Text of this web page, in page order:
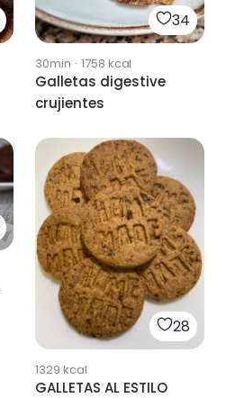
34
30min · 1758 kcal
Galletas digestive
crujientes
28
1329 kcal
GALLETAS AL ESTILO